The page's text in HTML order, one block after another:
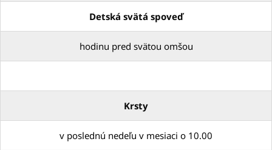
Detská svätá spoveď
hodinu pred svätou omšou
Krsty
v poslednú nedeľu v mesiaci o 10.00